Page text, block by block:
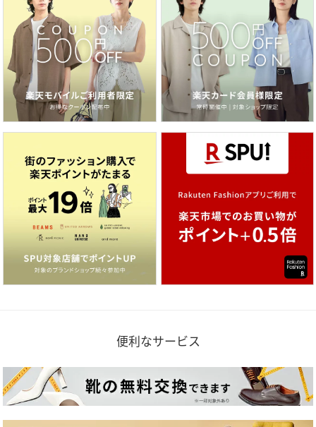
便利なサービス